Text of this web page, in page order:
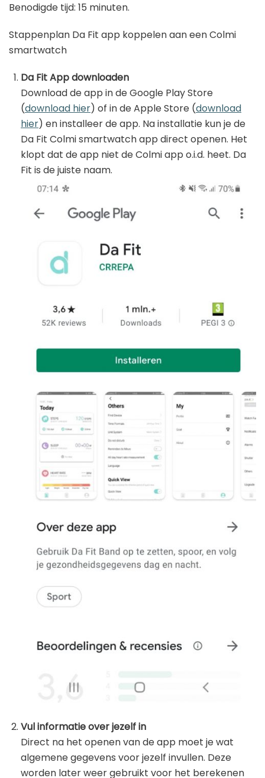
Benodigde tijd: 15 minuten.
Stappenplan Da Fit app koppelen aan een Colmi
smartwatch
Da Fit App downloaden
Download de app in de Google Play Store
(download hier) of in de Apple Store (download
hier) en installeer de app. Na installatie kun je de
Da Fit Colmi smartwatch app direct openen. Het
klopt dat de app niet de Colmi app o.i.d. heet. Da
Fit is de juiste naam.
Vul informatie over jezelf in
Direct na het openen van de app moet je wat
algemene gegevens voor jezelf invullen. Deze
worden later weer gebruikt voor het berekenen